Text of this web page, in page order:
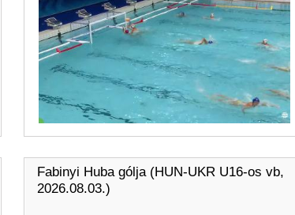
Fabinyi Huba gólja (HUN-UKR U16-os vb,
2026.08.03.)